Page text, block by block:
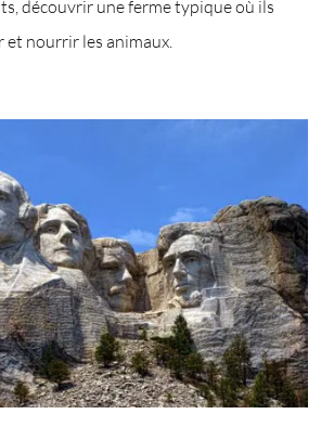
découvrir une ferme typique où ils
nourrir les animaux.